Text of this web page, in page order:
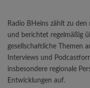
Radio BHeins zählt zu
und berichtet regelmäßig
gesellschaftliche Themen
Interviews und
insbesondere regionale
Entwicklungen auf.